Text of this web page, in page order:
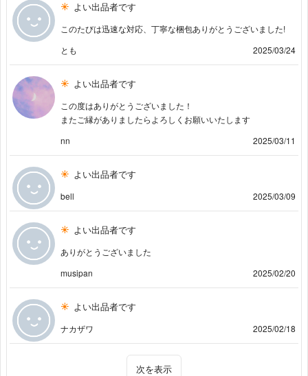
よい出品者です
このたびは迅速な対応、丁寧な梱包ありがとうございました!
とも
2025/03/24
よい出品者です
この度はありがとうございました！
またご縁がありましたらよろしくお願いいたします
nn
2025/03/11
よい出品者です
bell 2025/03/09
よい出品者です
ありがとうございました
musipan
2025/02/20
よい出品者です
ナカザワ 2025/02/18
次を表示